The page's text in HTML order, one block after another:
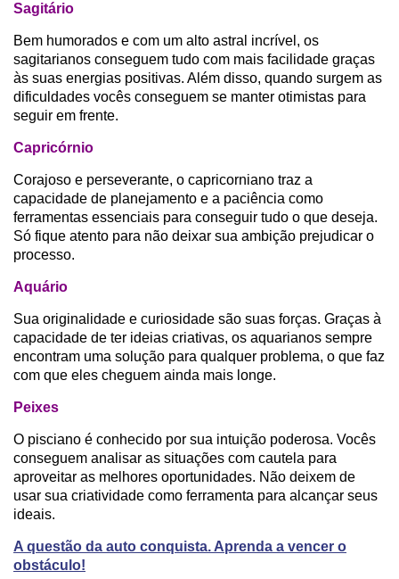
Sagitário
Bem humorados e com um alto astral incrível, os
sagitarianos conseguem tudo com mais facilidade graças
às suas energias positivas. Além disso, quando surgem as
dificuldades vocês conseguem se manter otimistas para
seguir em frente.
Capricórnio
Corajoso e perseverante, o capricorniano traz a
capacidade de planejamento e a paciência como
ferramentas essenciais para conseguir tudo o que deseja.
Só fique atento para não deixar sua ambição prejudicar o
processo.
Aquário
Sua originalidade e curiosidade são suas forças. Graças à
capacidade de ter ideias criativas, os aquarianos sempre
encontram uma solução para qualquer problema, o que faz
com que eles cheguem ainda mais longe.
Peixes
O pisciano é conhecido por sua intuição poderosa. Vocês
conseguem analisar as situações com cautela para
aproveitar as melhores oportunidades. Não deixem de
usar sua criatividade como ferramenta para alcançar seus
ideais.
A questão da auto conquista. Aprenda a vencer o
obstáculo!